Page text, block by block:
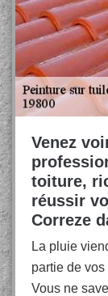
Venez
toiture,
réussir
Correze
La pluie
partie de
Vous ne